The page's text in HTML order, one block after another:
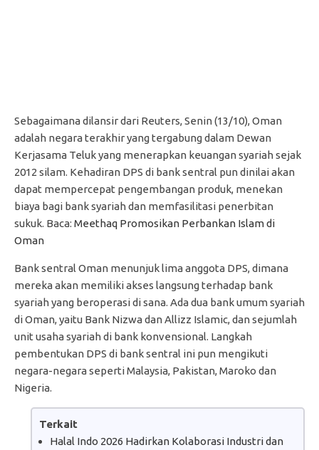
Sebagaimana dilansir dari Reuters, Senin (13/10), Oman
adalah negara terakhir yang tergabung dalam Dewan
Kerjasama Teluk yang menerapkan keuangan syariah sejak
2012 silam. Kehadiran DPS di bank sentral pun dinilai akan
dapat mempercepat pengembangan produk, menekan
biaya bagi bank syariah dan memfasilitasi penerbitan
sukuk. Baca: Meethaq Promosikan Perbankan Islam di
Oman
Bank sentral Oman menunjuk lima anggota DPS, dimana
mereka akan memiliki akses langsung terhadap bank
syariah yang beroperasi di sana. Ada dua bank umum syariah
di Oman, yaitu Bank Nizwa dan Allizz Islamic, dan sejumlah
unit usaha syariah di bank konvensional. Langkah
pembentukan DPS di bank sentral ini pun mengikuti
negara-negara seperti Malaysia, Pakistan, Maroko dan
Nigeria.
Terkait
Halal Indo 2026 Hadirkan Kolaborasi Industri dan